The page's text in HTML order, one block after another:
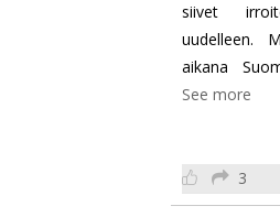
siivet
uudelleen.
aikana
See more
3